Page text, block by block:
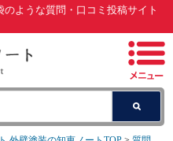
ような質問・口コミ投稿サイト